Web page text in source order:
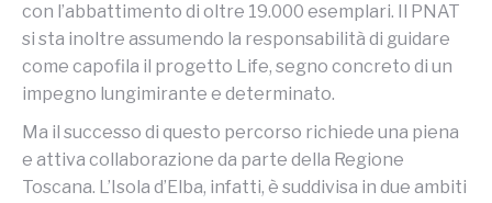
con l’abbattimento di oltre 19.000 esemplari. Il PNAT
si sta inoltre assumendo la responsabilità di guidare
come capofila il progetto Life, segno concreto di un
impegno lungimirante e determinato.
Ma il successo di questo percorso richiede una piena
e attiva collaborazione da parte della Regione
Toscana. L’Isola d’Elba, infatti, è suddivisa in due ambiti